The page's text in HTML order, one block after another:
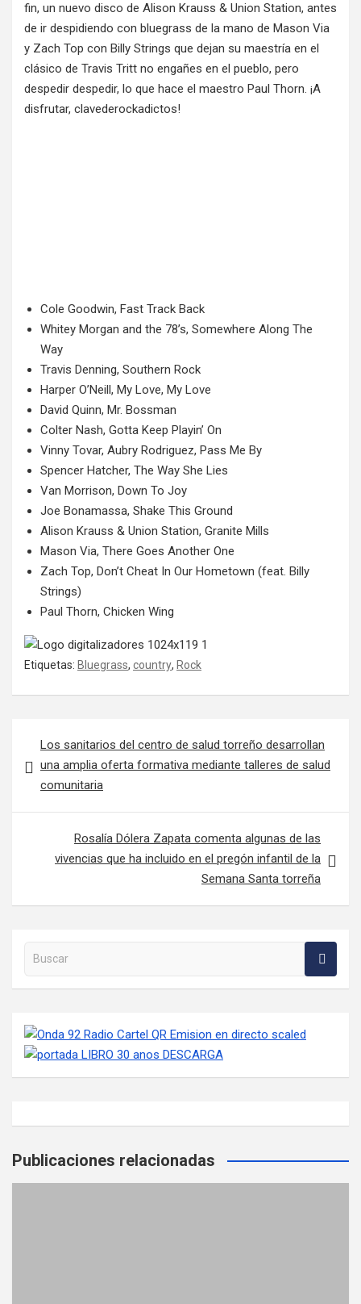
fin, un nuevo disco de Alison Krauss & Union Station, antes
de ir despidiendo con bluegrass de la mano de Mason Via
y Zach Top con Billy Strings que dejan su maestría en el
clásico de Travis Tritt no engañes en el pueblo, pero
despedir despedir, lo que hace el maestro Paul Thorn. ¡A
disfrutar, clavederockadictos!
Cole Goodwin, Fast Track Back
Whitey Morgan and the 78’s, Somewhere Along The
Way
Travis Denning, Southern Rock
Harper O’Neill, My Love, My Love
David Quinn, Mr. Bossman
Colter Nash, Gotta Keep Playin’ On
Vinny Tovar, Aubry Rodriguez, Pass Me By
Spencer Hatcher, The Way She Lies
Van Morrison, Down To Joy
Joe Bonamassa, Shake This Ground
Alison Krauss & Union Station, Granite Mills
Mason Via, There Goes Another One
Zach Top, Don’t Cheat In Our Hometown (feat. Billy
Strings)
Paul Thorn, Chicken Wing
Etiquetas: Bluegrass, country, Rock
Los sanitarios del centro de salud torreño desarrollan
una amplia oferta formativa mediante talleres de salud
comunitaria
Rosalía Dólera Zapata comenta algunas de las
vivencias que ha incluido en el pregón infantil de la
Semana Santa torreña
Buscar en la web
Publicaciones relacionadas